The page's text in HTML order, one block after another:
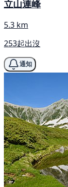
立山連峰
5.3 km
253起出沒
通知